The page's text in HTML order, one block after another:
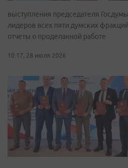
выступления председателя
лидеров всех пяти думских
отчеты о проделанной работе
10:17, 28 июля 2026